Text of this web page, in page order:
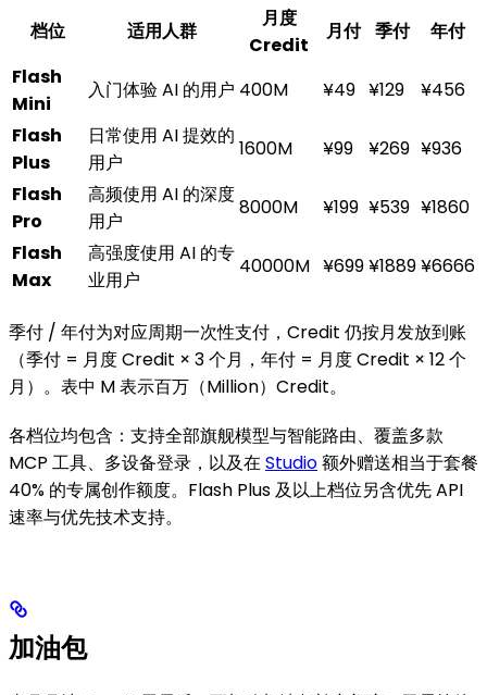
档位 适用人群
月度
Credit
月付 季付
年付
Flash
Mini
入门体验 AI 的用户 400M ¥49 ¥129
¥456
Flash
Plus
日常使用 AI 提效的
用户
1600M ¥99 ¥269 ¥936
Flash
Pro
高频使用 AI 的深度
用户
8000M ¥199 ¥539 ¥1860
Flash
Max
高强度使用 AI 的专
业用户
40000M ¥699¥1889¥6666
季付 / 年付为对应周期一次性支付，Credit 仍按月发放到账
（季付 = 月度 Credit × 3 个月，年付 = 月度 Credit × 12 个
月）。表中 M 表示百万（Million）Credit。
各档位均包含：支持全部旗舰模型与智能路由、覆盖多款
MCP 工具、多设备登录，以及在Studio额外赠送相当于套餐
40% 的专属创作额度。Flash Plus 及以上档位另含优先 API
速率与优先技术支持。
加油包